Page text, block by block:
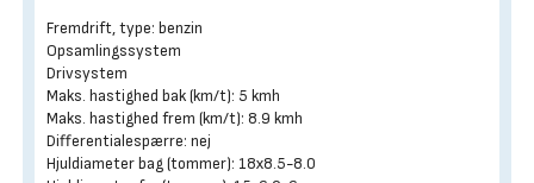
Fremdrift, type: benzin
Opsamlingssystem
Drivsystem
Maks. hastighed bak (km/t): 5 kmh
Maks. hastighed frem (km/t): 8.9 kmh
Differentialespærre: nej
Hjuldiameter bag (tommer): 18x8.5-8.0